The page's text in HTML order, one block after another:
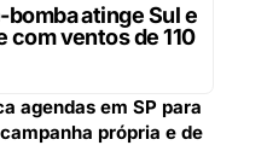
atinge Sul e
com ventos de 110
agendas em SP para
própria e de